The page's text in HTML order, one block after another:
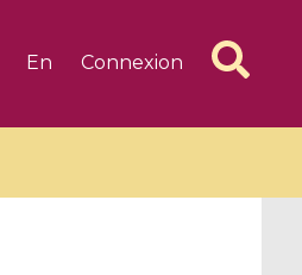
En Connexion